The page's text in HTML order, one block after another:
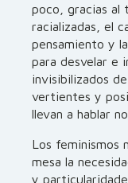
poco, gracias al
racializadas, el
pensamiento y
para desvelar e
invisibilizados
vertientes y
llevan a hablar
Los feminismos
mesa la
y